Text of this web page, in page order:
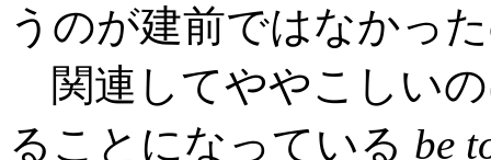
うのが建前ではなかっ
関連してややこしい
ることになっている be